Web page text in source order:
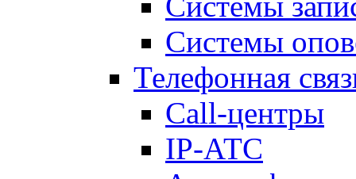
Системы
Телефонная
Call-центры
IP-АТС